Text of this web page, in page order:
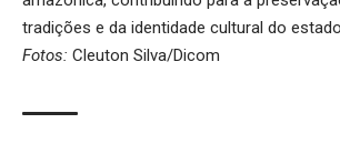
tradições e da identidade cultural do
Fotos: Cleuton Silva/Dicom